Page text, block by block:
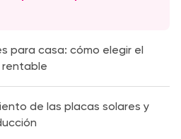
para casa: cómo elegir el
rentable
de las placas solares y